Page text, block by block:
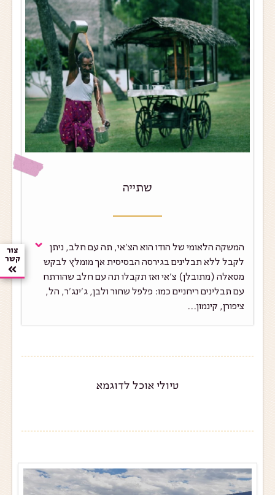
שתייה
המשקה הלאומי של הודו הוא הצ'אי, תה עם חלב, ניתן
לקבל ללא תבלינים בגירסה הבסיסית אך מומלץ לבקש
מסאלה (מתובלן) צ'אי ואז תקבלו תה עם חלב שהורתח
עם תבלינים ריחניים כמו: פלפל שחור ולבן, ג'ינג'ר, הל,
ציפורן, קינמון...
טיולי אוכל לדוגמא
צור
קשר